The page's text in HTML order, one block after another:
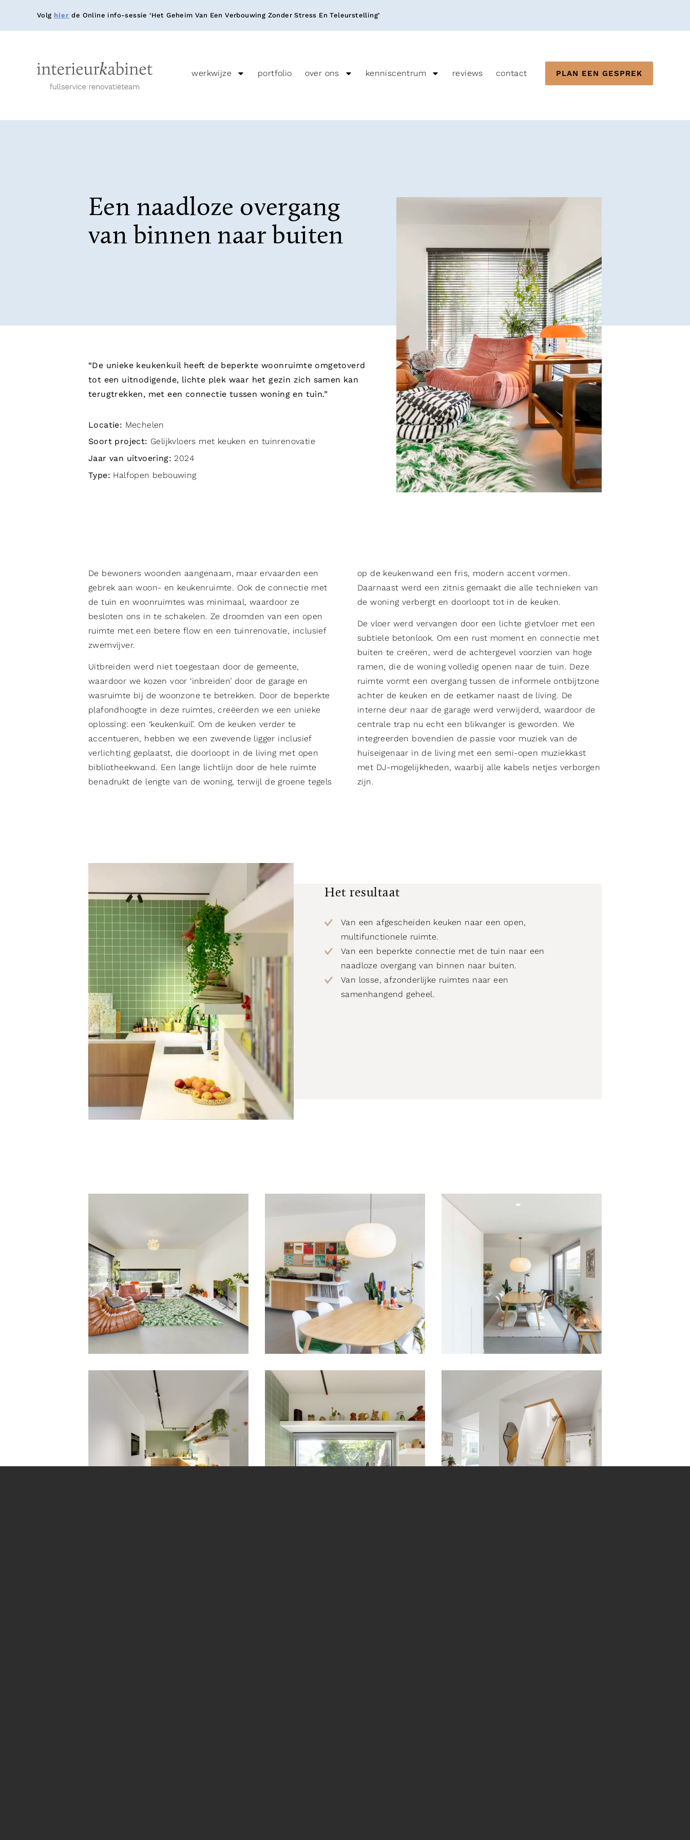
Volg hier de Online info-sessie ‘Het Geheim Van Een Verbouwing Zonder Stress En Teleurstelling’
werkwijze portfolio over ons kenniscentrum reviews contact PLAN EEN GESPREK
Een naadloze overgang
van binnen naar buiten
“De unieke keukenkuil heeft de beperkte woonruimte omgetoverd
tot een uitnodigende, lichte plek waar het gezin zich samen kan
terugtrekken, met een connectie tussen woning en tuin.”
Locatie: Mechelen
Soort project: Gelijkvloers met keuken en tuinrenovatie
Jaar van uitvoering: 2024
Type: Halfopen bebouwing
De bewoners woonden aangenaam, maar ervaarden een
gebrek aan woon- en keukenruimte. Ook de connectie met
de tuin en woonruimtes was minimaal, waardoor ze
besloten ons in te schakelen. Ze droomden van een open
ruimte met een betere flow en een tuinrenovatie, inclusief
zwemvijver.
Uitbreiden werd niet toegestaan door de gemeente,
waardoor we kozen voor ‘inbreiden’ door de garage en
wasruimte bij de woonzone te betrekken. Door de beperkte
plafondhoogte in deze ruimtes, creëerden we een unieke
oplossing: een ‘keukenkuil’. Om de keuken verder te
accentueren, hebben we een zwevende ligger inclusief
verlichting geplaatst, die doorloopt in de living met open
bibliotheekwand. Een lange lichtlijn door de hele ruimte
benadrukt de lengte van de woning, terwijl de groene tegels
op de keukenwand een fris, modern accent vormen.
Daarnaast werd een zitnis gemaakt die alle technieken van
de woning verbergt en doorloopt tot in de keuken.
De vloer werd vervangen door een lichte gietvloer met een
subtiele betonlook. Om een rust moment en connectie met
buiten te creëren, werd de achtergevel voorzien van hoge
ramen, die de woning volledig openen naar de tuin. Deze
ruimte vormt een overgang tussen de informele ontbijtzone
achter de keuken en de eetkamer naast de living. De
interne deur naar de garage werd verwijderd, waardoor de
centrale trap nu echt een blikvanger is geworden. We
integreerden bovendien de passie voor muziek van de
huiseigenaar in de living met een semi-open muziekkast
met DJ-mogelijkheden, waarbij alle kabels netjes verborgen
zijn.
Het resultaat
Van een afgescheiden keuken naar een open,
multifunctionele ruimte.
Van een beperkte connectie met de tuin naar een
naadloze overgang van binnen naar buiten.
Van losse, afzonderlijke ruimtes naar een
samenhangend geheel.